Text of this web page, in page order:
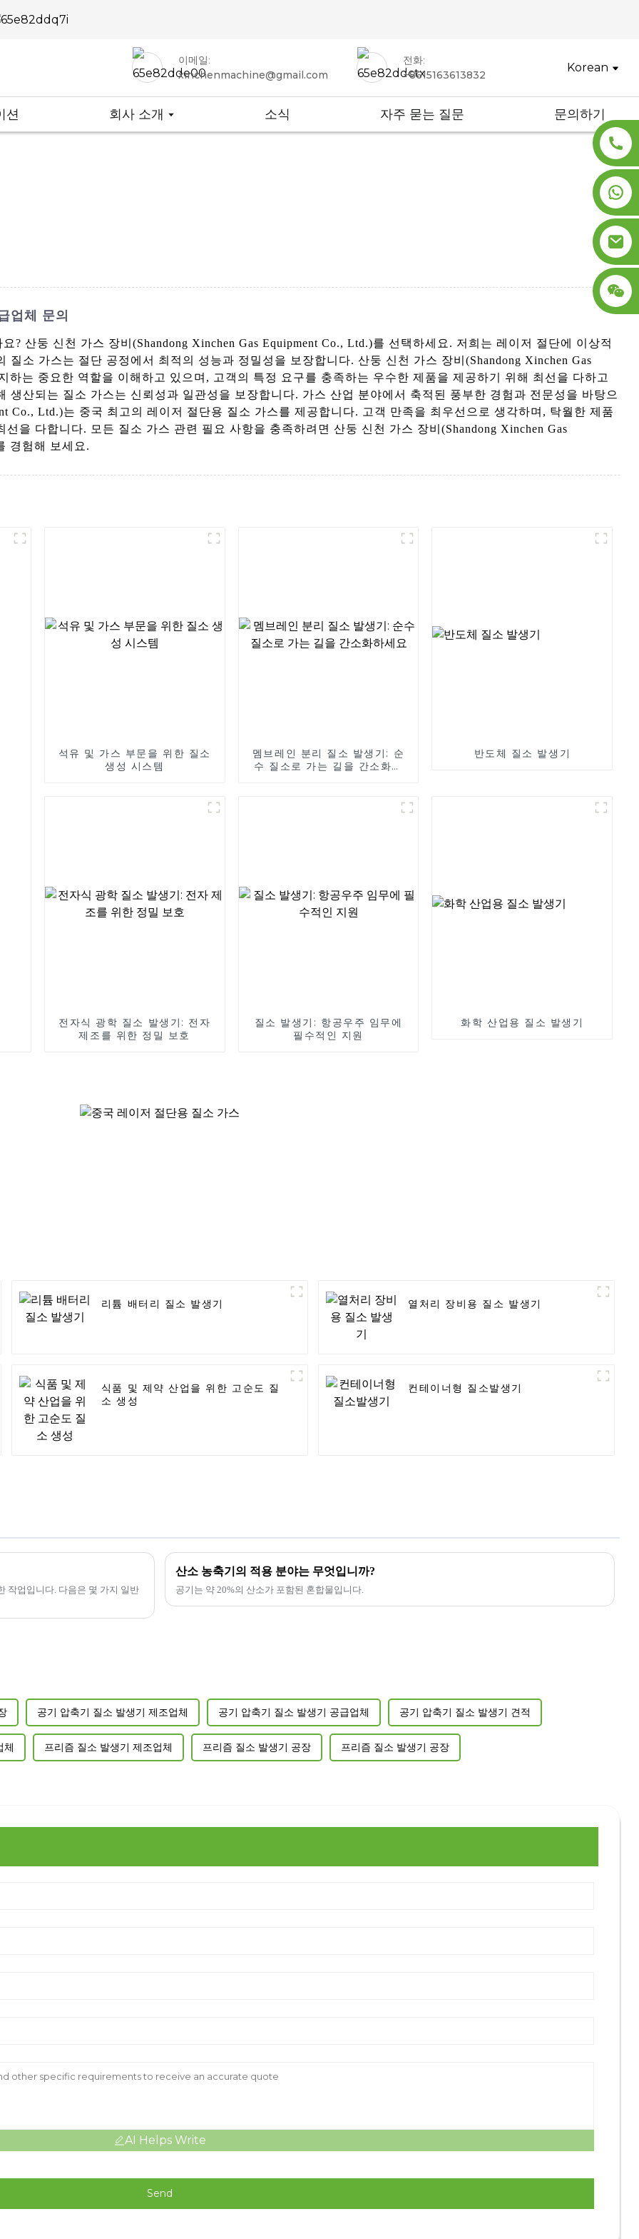
이메일:
xinchenmachine@gmail.com
전화:
+8615163613832
Korean
션 회사 소개 소식 자주 묻는 질문 문의하기
업체 문의
? 산둥 신천 가스 장비(Shandong Xinchen Gas Equipment Co., Ltd.)를 선택하세요. 저희는 레이저 절단에 이상적
소 가스는 절단 공정에서 최적의 성능과 정밀성을 보장합니다. 산둥 신천 가스 장비(Shandong Xinchen Gas
하는 중요한 역할을 이해하고 있으며, 고객의 특정 요구를 충족하는 우수한 제품을 제공하기 위해 최선을 다하고
생산되는 질소 가스는 신뢰성과 일관성을 보장합니다. 가스 산업 분야에서 축적된 풍부한 경험과 전문성을 바탕으
Co., Ltd.)는 중국 최고의 레이저 절단용 질소 가스를 제공합니다. 고객 만족을 최우선으로 생각하며, 탁월한 제품
을 다합니다. 모든 질소 가스 관련 필요 사항을 충족하려면 산둥 신천 가스 장비(Shandong Xinchen Gas
경험해 보세요.
석유 및 가스 부문을 위한 질소
생성 시스템
멤브레인 분리 질소 발생기: 순
수 질소로 가는 길을 간소화하
반도체 질소 발생기
전자식 광학 질소 발생기: 전자
제조를 위한 정밀 보호
질소 발생기: 항공우주 임무에
필수적인 지원
화학 산업용 질소 발생기
리튬 배터리 질소 발생기 열처리 장비용 질소 발생기
식품 및 제약 산업을 위한 고순도 질
소 생성
컨테이너형 질소발생기
작업입니다. 다음은 몇 가지 일반
산소 농축기의 적용 분야는 무엇입니까?
공기는 약 20%의 산소가 포함된 혼합물입니다.
공기 압축기 질소 발생기 제조업체 공기 압축기 질소 발생기 공급업체 공기 압축기 질소 발생기 견적
프리즘 질소 발생기 제조업체 프리즘 질소 발생기 공장 프리즘 질소 발생기 공장
AI Helps Write
Send